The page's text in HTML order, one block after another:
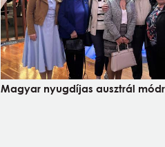
Magyar nyugdíjas ausztrál